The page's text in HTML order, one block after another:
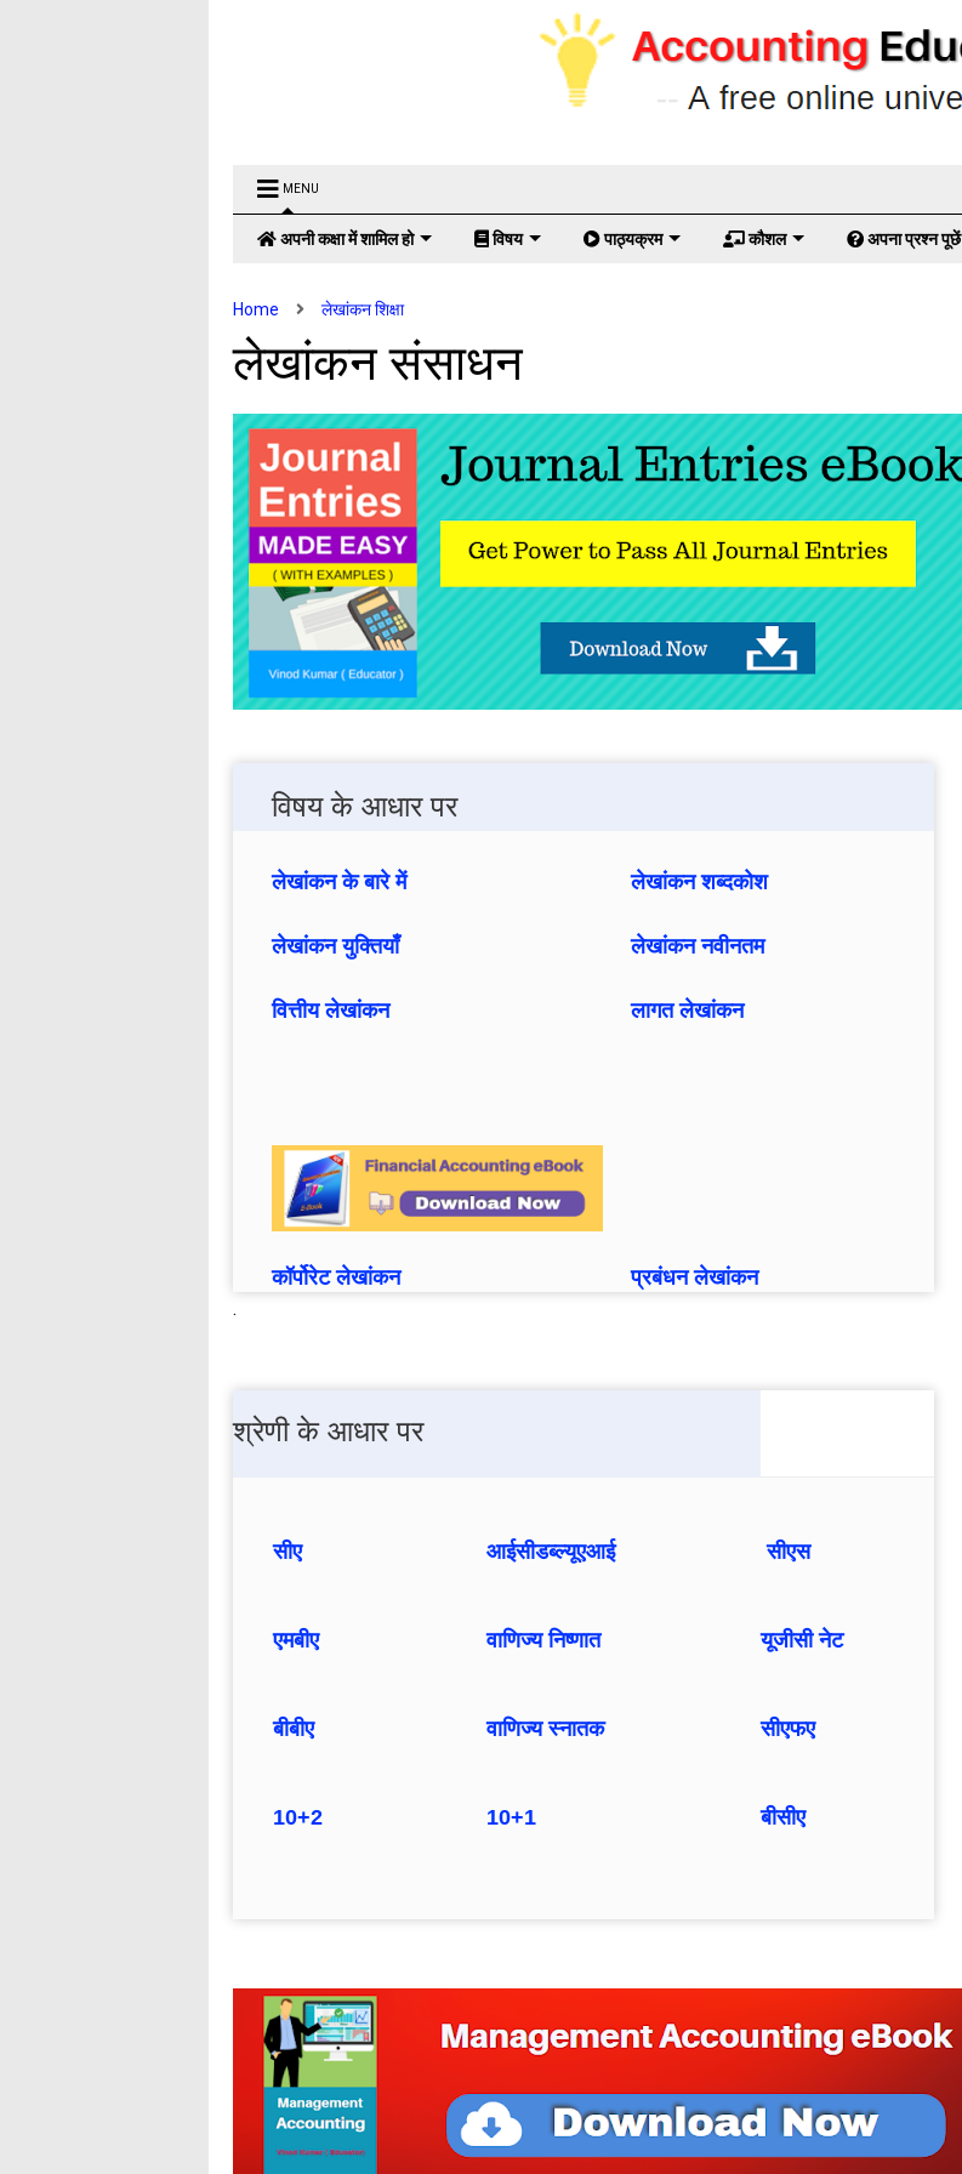
MENU
अपनी कक्षा में शामिल हो विषय पाठ्यक्रम कौशल अपना प्रश्न पूछें
Home लेखांकन शिक्षा
लेखांकन संसाधन
विषय के आधार पर
लेखांकन के बारे में लेखांकन शब्दकोश
लेखांकन युक्तियाँ लेखांकन नवीनतम
वित्तीय लेखांकन लागत लेखांकन
कॉर्पोरेट लेखांकन प्रबंधन लेखांकन
.
श्रेणी के आधार पर
सीए आईसीडब्ल्यूएआई सीएस
एमबीए वाणिज्य निष्णात यूजीसी नेट
बीबीए वाणिज्य स्नातक सीएफए
10+2 10+1 बीसीए